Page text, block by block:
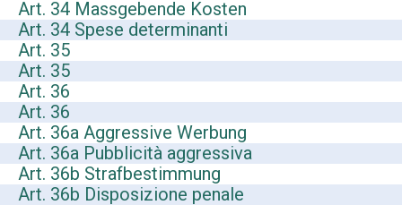
Art. 34 Massgebende Kosten
Art. 34 Spese determinanti
Art. 35
Art. 35
Art. 36
Art. 36
Art. 36a Aggressive Werbung
Art. 36a Pubblicità aggressiva
Art. 36b Strafbestimmung
Art. 36b Disposizione penale